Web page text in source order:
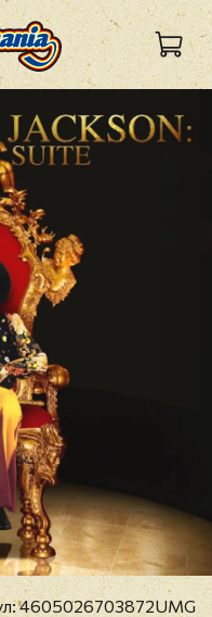
4605026703872UMG